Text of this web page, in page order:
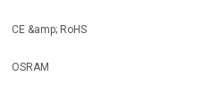
CE &amp; RoHS
OSRAM